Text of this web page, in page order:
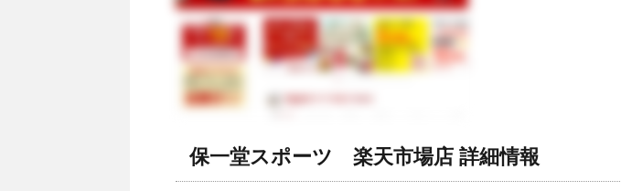
保一堂スポーツ 楽天市場店 詳細情報